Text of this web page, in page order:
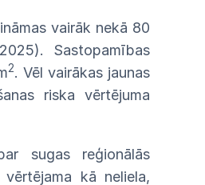
vairāk nekā 80
2025). Sastopamības
2. Vēl vairākas jaunas
riska vērtējuma
sugas reģionālās
vērtējama kā neliela,